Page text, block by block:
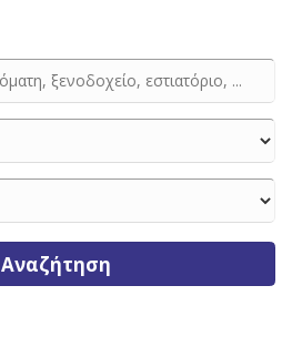
Αναζήτηση